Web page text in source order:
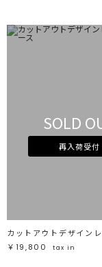
SOLD
再入荷受付
￥19,800
tax in